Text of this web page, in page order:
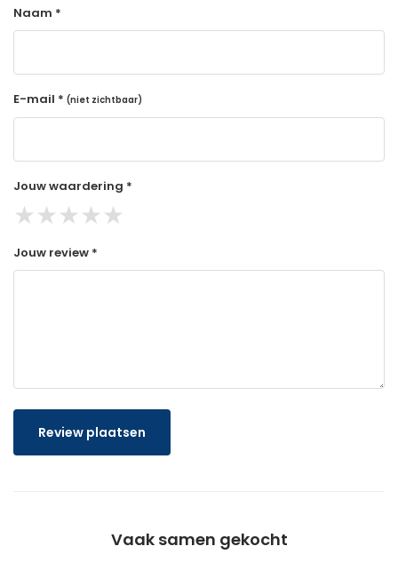
Naam *
E-mail * (niet zichtbaar)
Jouw waardering *
★★★★★
Jouw review *
Review plaatsen
Vaak samen gekocht